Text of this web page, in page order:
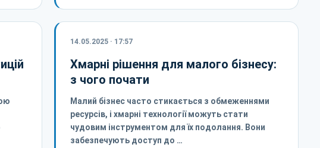
14.05.2025 · 17:57
Хмарні рішення для малого бізнесу:
з чого почати
Малий бізнес часто стикається з обмеженнями
ресурсів, і хмарні технології можуть стати
чудовим інструментом для їх подолання. Вони
забезпечують доступ до …